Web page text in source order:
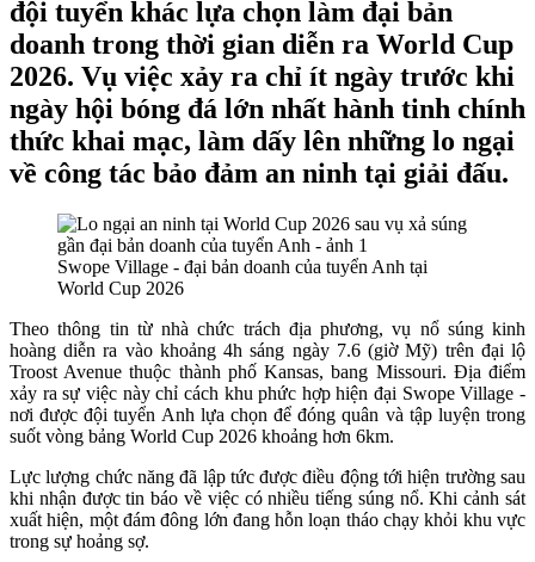
đội tuyển khác lựa chọn làm đại bản
doanh trong thời gian diễn ra World Cup
2026. Vụ việc xảy ra chỉ ít ngày trước khi
ngày hội bóng đá lớn nhất hành tinh chính
thức khai mạc, làm dấy lên những lo ngại
về công tác bảo đảm an ninh tại giải đấu.
Swope Village - đại bản doanh của tuyển Anh tại
World Cup 2026
Theo thông tin từ nhà chức trách địa phương, vụ nổ súng kinh
hoàng diễn ra vào khoảng 4h sáng ngày 7.6 (giờ Mỹ) trên đại lộ
Troost Avenue thuộc thành phố Kansas, bang Missouri. Địa điểm
xảy ra sự việc này chỉ cách khu phức hợp hiện đại Swope Village -
nơi được đội tuyển Anh lựa chọn để đóng quân và tập luyện trong
suốt vòng bảng World Cup 2026 khoảng hơn 6km.
Lực lượng chức năng đã lập tức được điều động tới hiện trường sau
khi nhận được tin báo về việc có nhiều tiếng súng nổ. Khi cảnh sát
xuất hiện, một đám đông lớn đang hỗn loạn tháo chạy khỏi khu vực
trong sự hoảng sợ.